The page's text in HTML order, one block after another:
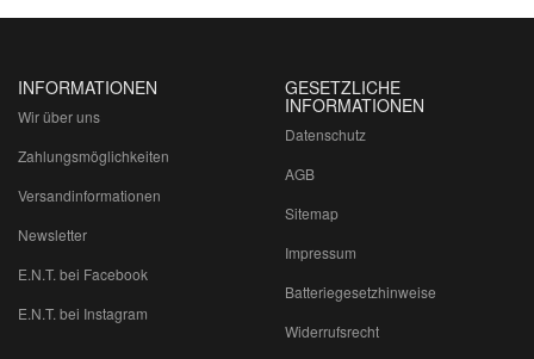
INFORMATIONEN
Wir über uns
Zahlungsmöglichkeiten
Versandinformationen
Newsletter
E.N.T. bei Facebook
E.N.T. bei Instagram
GESETZLICHE
INFORMATIONEN
Datenschutz
AGB
Sitemap
Impressum
Batteriegesetzhinweise
Widerrufsrecht